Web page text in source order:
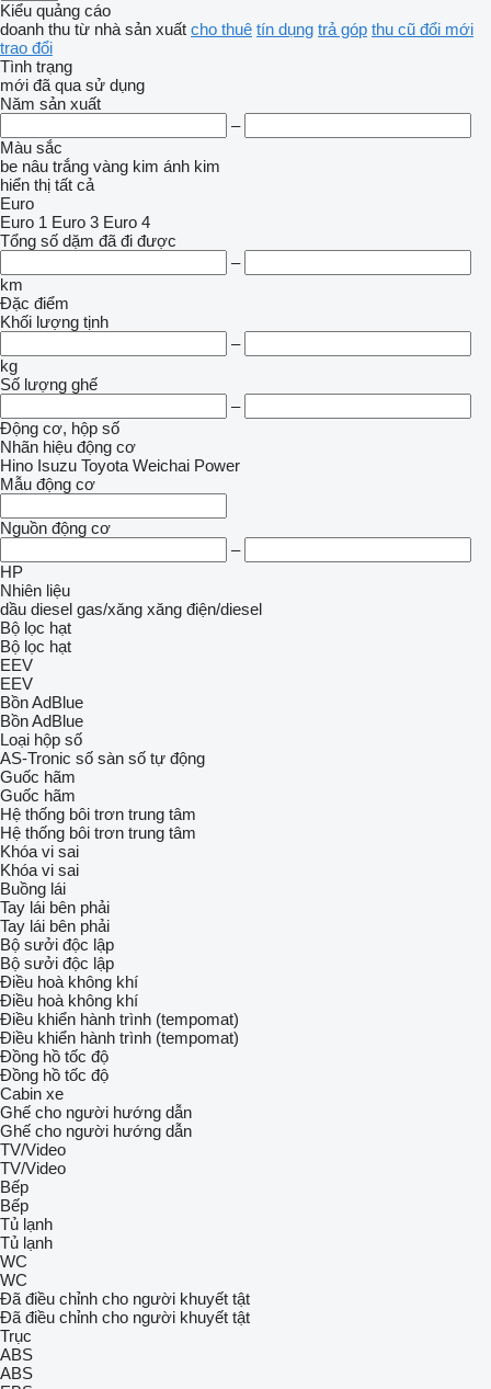
Kiểu quảng cáo
doanh thu từ nhà sản xuất cho thuê tín dụng trả góp thu cũ đổi mới
trao đổi
Tình trạng
mới đã qua sử dụng
Năm sản xuất
–
Màu sắc
be nâu trắng vàng kim ánh kim
hiển thị tất cả
Euro
Euro 1 Euro 3 Euro 4
Tổng số dặm đã đi được
–
km
Đặc điểm
Khối lượng tịnh
–
kg
Số lượng ghế
–
Động cơ, hộp số
Nhãn hiệu động cơ
Hino Isuzu Toyota Weichai Power
Mẫu động cơ
Nguồn động cơ
–
HP
Nhiên liệu
dầu diesel gas/xăng xăng điện/diesel
Bộ lọc hạt
Bộ lọc hạt
EEV
EEV
Bồn AdBlue
Bồn AdBlue
Loại hộp số
AS-Tronic số sàn số tự động
Guốc hãm
Guốc hãm
Hệ thống bôi trơn trung tâm
Hệ thống bôi trơn trung tâm
Khóa vi sai
Khóa vi sai
Buồng lái
Tay lái bên phải
Tay lái bên phải
Bộ sưởi độc lập
Bộ sưởi độc lập
Điều hoà không khí
Điều hoà không khí
Điều khiển hành trình (tempomat)
Điều khiển hành trình (tempomat)
Đồng hồ tốc độ
Đồng hồ tốc độ
Cabin xe
Ghế cho người hướng dẫn
Ghế cho người hướng dẫn
TV/Video
TV/Video
Bếp
Bếp
Tủ lạnh
Tủ lạnh
WC
WC
Đã điều chỉnh cho người khuyết tật
Đã điều chỉnh cho người khuyết tật
Trục
ABS
ABS